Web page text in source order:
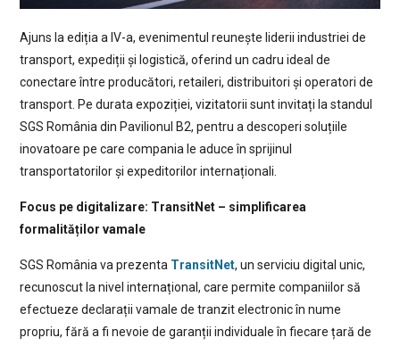
Ajuns la ediția a IV-a, evenimentul reunește liderii industriei de
transport, expediții și logistică, oferind un cadru ideal de
conectare între producători, retaileri, distribuitori și operatori de
transport. Pe durata expoziției, vizitatorii sunt invitați la standul
SGS România din Pavilionul B2, pentru a descoperi soluțiile
inovatoare pe care compania le aduce în sprijinul
transportatorilor și expeditorilor internaționali.
Focus pe digitalizare: TransitNet – simplificarea
formalităților vamale
SGS România va prezenta TransitNet, un serviciu digital unic,
recunoscut la nivel internațional, care permite companiilor să
efectueze declarații vamale de tranzit electronic în nume
propriu, fără a fi nevoie de garanții individuale în fiecare țară de